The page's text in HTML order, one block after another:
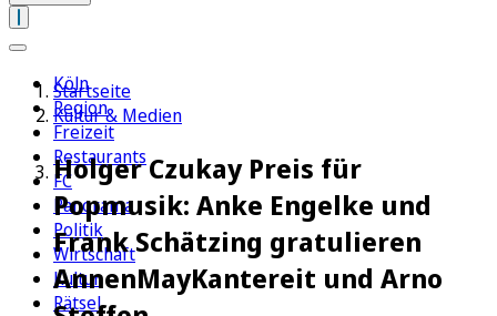
Köln
Region
Freizeit
Restaurants
FC
Panorama
Politik
Wirtschaft
Kultur
Rätsel
Startseite
Kultur & Medien
Holger Czukay Preis für
Popmusik: Anke Engelke und
Frank Schätzing gratulieren
AnnenMayKantereit und Arno